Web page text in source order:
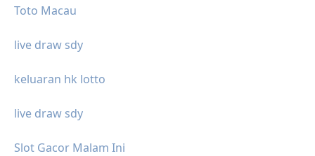
Toto Macau
live draw sdy
keluaran hk lotto
live draw sdy
Slot Gacor Malam Ini